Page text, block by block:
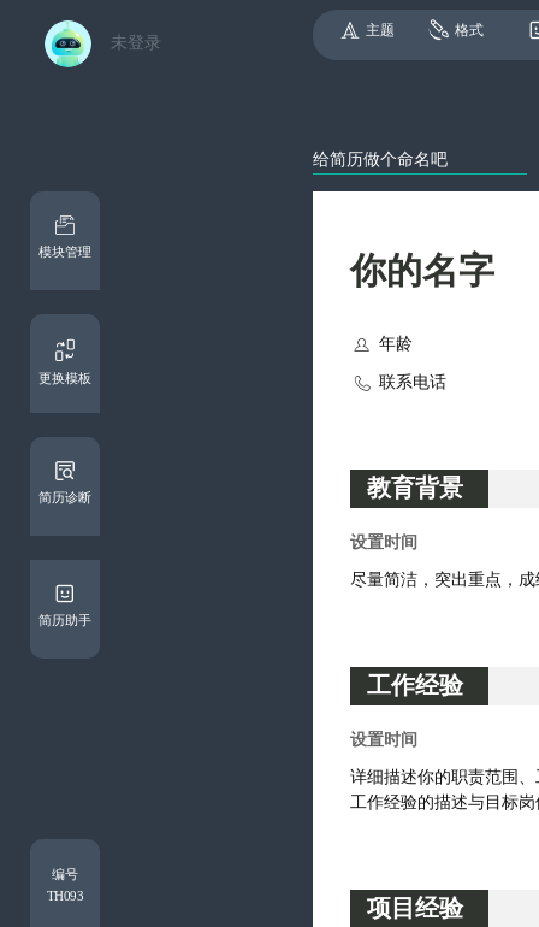
主题 格式
未登录
模块管理
更换模板
简历诊断
简历助手
编号
TH093


教育背景
工作经验
项目经验